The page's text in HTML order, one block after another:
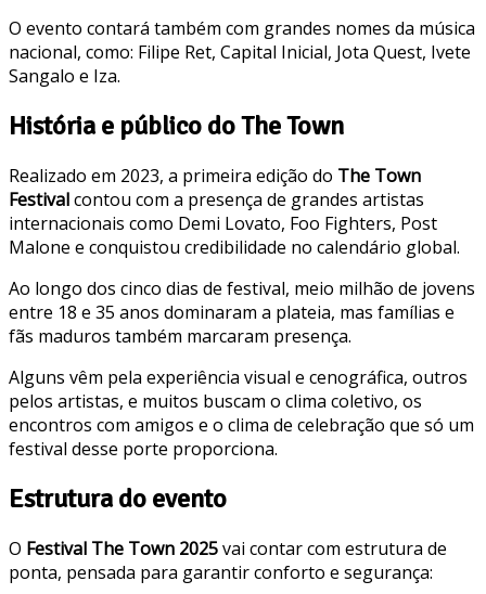
O evento contará também com grandes nomes da música
nacional, como: Filipe Ret, Capital Inicial, Jota Quest, Ivete
Sangalo e Iza.
História e público do The Town
Realizado em 2023, a primeira edição do The Town
Festivalcontou com a presença de grandes artistas
internacionais como Demi Lovato, Foo Fighters, Post
Malone e conquistou credibilidade no calendário global.
Ao longo dos cinco dias de festival, meio milhão de jovens
entre 18 e 35 anos dominaram a plateia, mas famílias e
fãs maduros também marcaram presença.
Alguns vêm pela experiência visual e cenográfica, outros
pelos artistas, e muitos buscam o clima coletivo, os
encontros com amigos e o clima de celebração que só um
festival desse porte proporciona.
Estrutura do evento
O Festival The Town 2025vai contar com estrutura de
ponta, pensada para garantir conforto e segurança: